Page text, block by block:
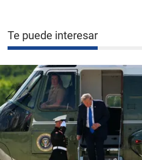
Te puede interesar